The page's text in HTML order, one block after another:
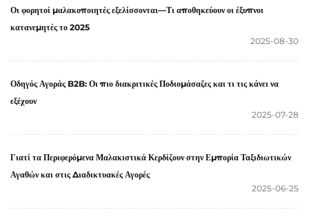
Οι φορητοί μαλακοποιητές εξελίσσονται—Τι αποθηκεύουν οι έξυπνοι
κατανεμητές το 2025
2025-08-30
Οδηγός Αγοράς B2B: Οι πιο διακριτικές Ποδιομάσαζες και τι τις κάνει να
εξέχουν
2025-07-28
Γιατί τα Περιφερόμενα Μαλακιστικά Κερδίζουν στην Εμπορία Ταξιδιωτικών
Αγαθών και στις Διαδικτυακές Αγορές
2025-06-25